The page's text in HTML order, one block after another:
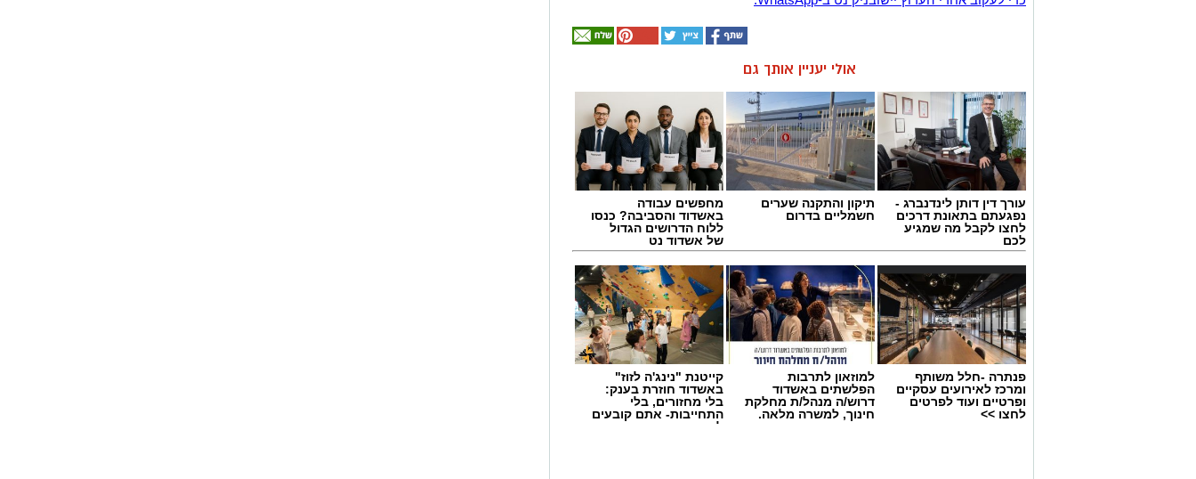
אולי יעניין אותך גם
עורך דין דותן לינדנברג -
נפגעתם בתאונת דרכים
לחצו לקבל מה שמגיע
לכם
תיקון והתקנה שערים
חשמליים בדרום
מחפשים עבודה
באשדוד והסביבה? כנסו
ללוח הדרושים הגדול
של אשדוד נט
פנתרה -חלל משותף
ומרכז לאירועים עסקיים
ופרטיים ועוד לפרטים
לחצו >>
למוזאון לתרבות
הפלשתים באשדוד
דרוש/ה מנהל/ת מחלקת
חינוך, למשרה מלאה.
קייטנת "נינג'ה לזוז"
באשדוד חוזרת בענק:
בלי מחזורים, בלי
התחייבות- אתם קובעים
לכמה ואיזה ימים